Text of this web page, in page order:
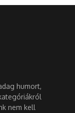
humort,
nem kell